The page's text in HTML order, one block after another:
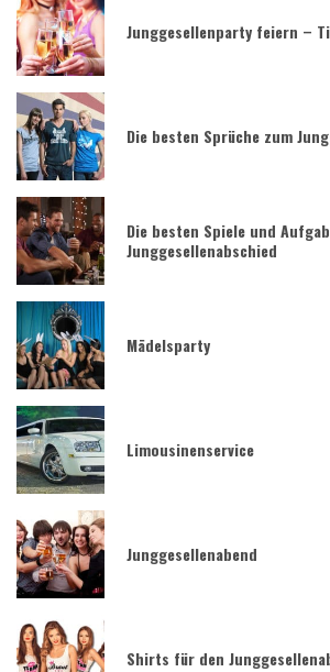
Junggesellenparty feiern –
Die besten Sprüche zum
Die besten Spiele und
Junggesellenabschied
Mädelsparty
Limousinenservice
Junggesellenabend
Shirts für den